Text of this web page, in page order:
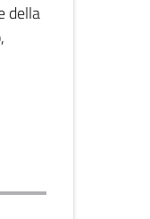
della